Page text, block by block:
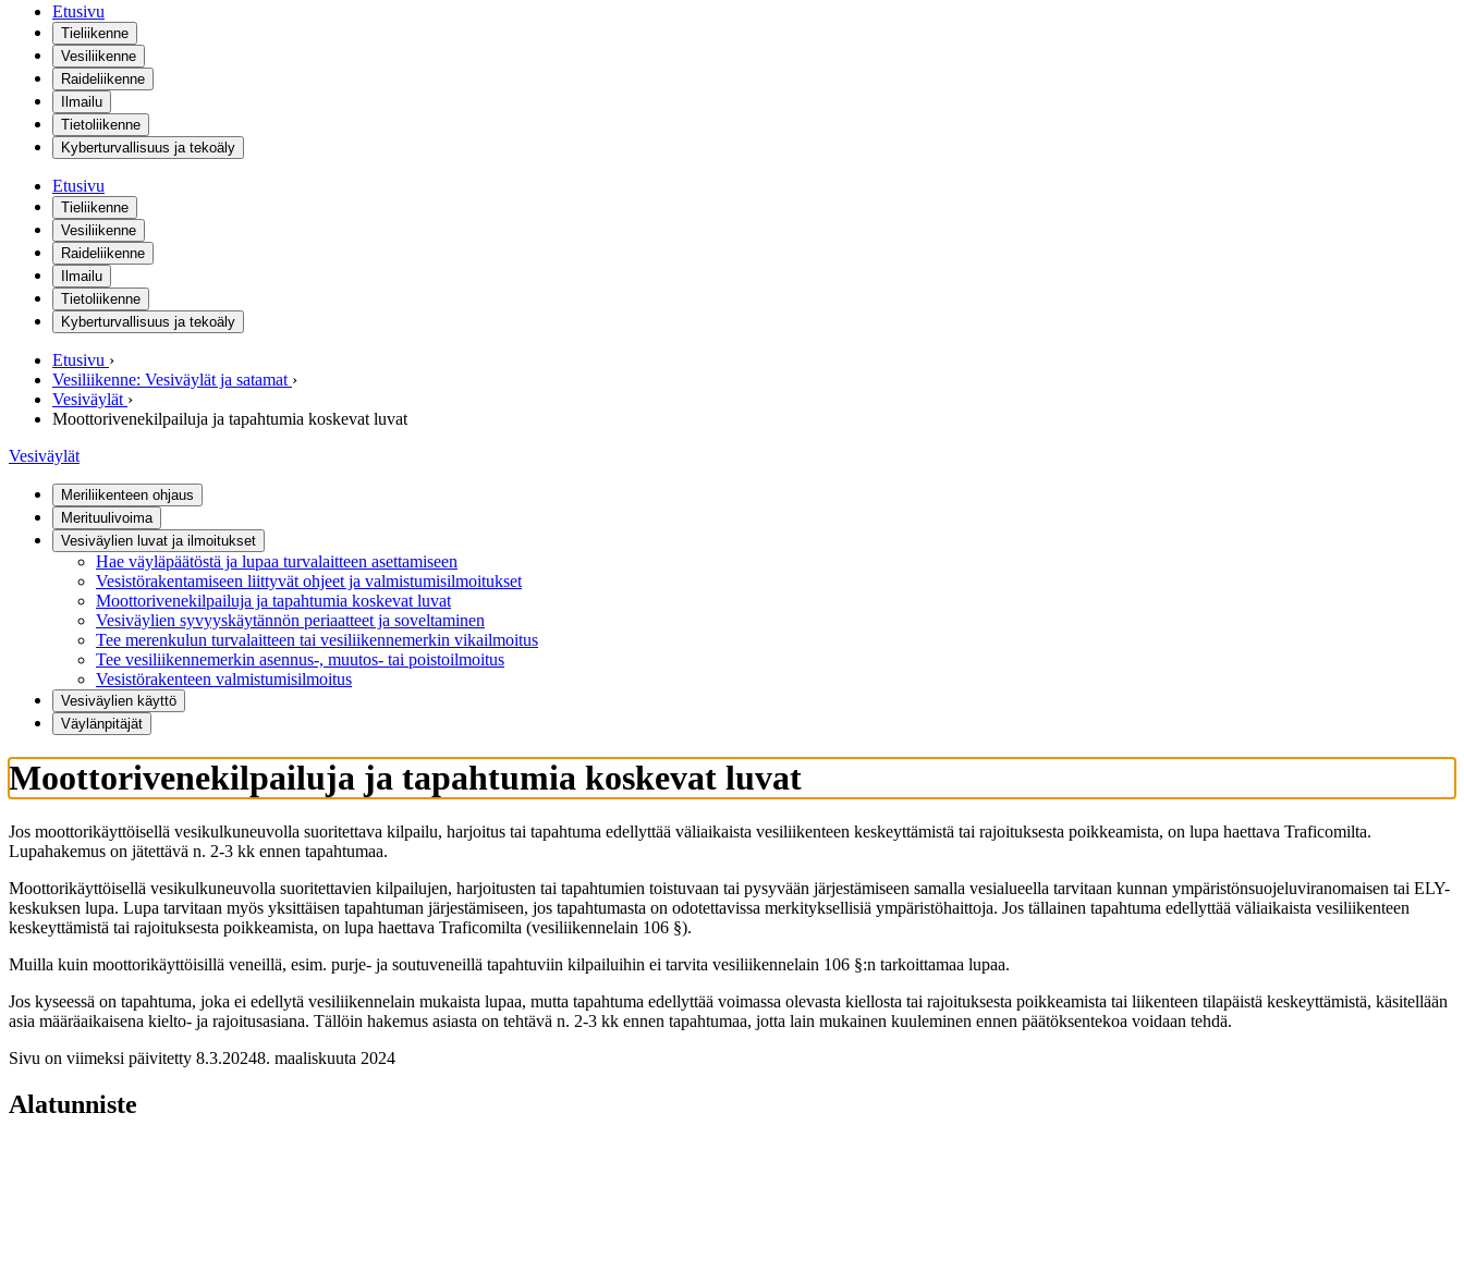
Etusivu
Tieliikenne
Vesiliikenne
Raideliikenne
Ilmailu
Tietoliikenne
Kyberturvallisuus ja tekoäly
Etusivu
Tieliikenne
Vesiliikenne
Raideliikenne
Ilmailu
Tietoliikenne
Kyberturvallisuus ja tekoäly
Etusivu ›
Vesiliikenne: Vesiväylät ja satamat ›
Vesiväylät ›
Moottorivenekilpailuja ja tapahtumia koskevat luvat
Vesiväylät
Meriliikenteen ohjaus
Merituulivoima
Vesiväylien luvat ja ilmoitukset
Hae väyläpäätöstä ja lupaa turvalaitteen asettamiseen
Vesistörakentamiseen liittyvät ohjeet ja valmistumisilmoitukset
Moottorivenekilpailuja ja tapahtumia koskevat luvat
Vesiväylien syvyyskäytännön periaatteet ja soveltaminen
Tee merenkulun turvalaitteen tai vesiliikennemerkin vikailmoitus
Tee vesiliikennemerkin asennus-, muutos- tai poistoilmoitus
Vesistörakenteen valmistumisilmoitus
Vesiväylien käyttö
Väylänpitäjät
Moottorivenekilpailuja ja tapahtumia koskevat luvat
Jos moottorikäyttöisellä vesikulkuneuvolla suoritettava kilpailu, harjoitus tai tapahtuma edellyttää väliaikaista vesiliikenteen keskeyttämistä tai rajoituksesta poikkeamista, on lupa haettava Traficomilta.
Lupahakemus on jätettävä n. 2-3 kk ennen tapahtumaa.
Moottorikäyttöisellä vesikulkuneuvolla suoritettavien kilpailujen, harjoitusten tai tapahtumien toistuvaan tai pysyvään järjestämiseen samalla vesialueella tarvitaan kunnan ympäristönsuojeluviranomaisen tai ELY-
keskuksen lupa. Lupa tarvitaan myös yksittäisen tapahtuman järjestämiseen, jos tapahtumasta on odotettavissa merkityksellisiä ympäristöhaittoja. Jos tällainen tapahtuma edellyttää väliaikaista vesiliikenteen
keskeyttämistä tai rajoituksesta poikkeamista, on lupa haettava Traficomilta (vesiliikennelain 106 §).
Muilla kuin moottorikäyttöisillä veneillä, esim. purje- ja soutuveneillä tapahtuviin kilpailuihin ei tarvita vesiliikennelain 106 §:n tarkoittamaa lupaa.
Jos kyseessä on tapahtuma, joka ei edellytä vesiliikennelain mukaista lupaa, mutta tapahtuma edellyttää voimassa olevasta kiellosta tai rajoituksesta poikkeamista tai liikenteen tilapäistä keskeyttämistä, käsitellään
asia määräaikaisena kielto- ja rajoitusasiana. Tällöin hakemus asiasta on tehtävä n. 2-3 kk ennen tapahtumaa, jotta lain mukainen kuuleminen ennen päätöksentekoa voidaan tehdä.
Sivu on viimeksi päivitetty 8.3.20248. maaliskuuta 2024
Alatunniste